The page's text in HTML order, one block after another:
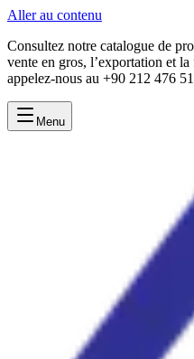
Aller au contenu
Consultez notre catalogue de
vente en gros, l’exportation et
appelez-nous au +90 212 476
Menu